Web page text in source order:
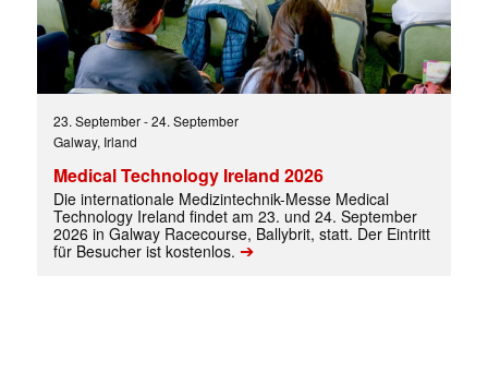
23. September-24. September
Galway, Irland
Medical Technology Ireland 2026
Die internationale Medizintechnik-Messe Medical
Technology Ireland findet am 23. und 24. September
2026 in Galway Racecourse, Ballybrit, statt. Der Eintritt
für Besucher ist kostenlos. ➔